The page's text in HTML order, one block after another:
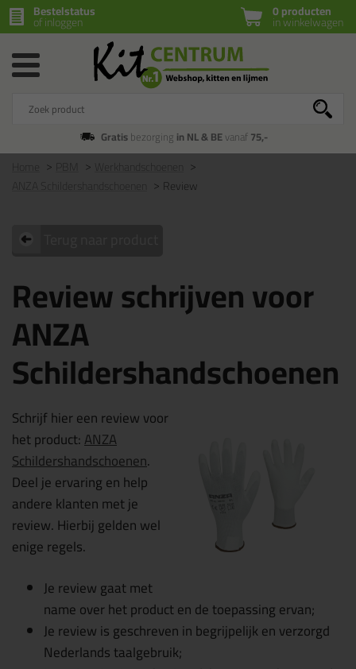
0 producten
in winkelwagen
Bestelstatus
of inloggen
Gratisbezorging in NL & BEvanaf75,-
Review
Review schrijven voor
ANZA
Schildershandschoenen
Schrijf hier een review voor
het product:ANZA
Schildershandschoenen.
Deel je ervaring en help
andere klanten met je
review. Hierbij gelden wel
enige regels.
Je review gaat met
name over het product en de toepassing ervan;
Je review is geschreven in begrijpelijk en verzorgd
Nederlands taalgebruik;